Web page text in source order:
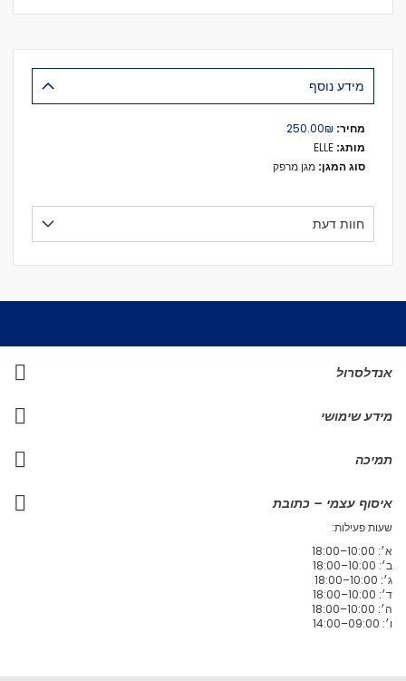
מידע נוסף
מידע
נוסף
₪‏250.00
מגן מרפק
חוות דעת
אנדלסרול
מידע שימושי
תמיכה
איסוף עצמי – כתובת
שעות פעילות:
א׳: 10:00–18:00
ב׳: 10:00–18:00
ג׳: 10:00–18:00
ד׳: 10:00–18:00
ה׳: 10:00–18:00
ו׳: 09:00–14:00